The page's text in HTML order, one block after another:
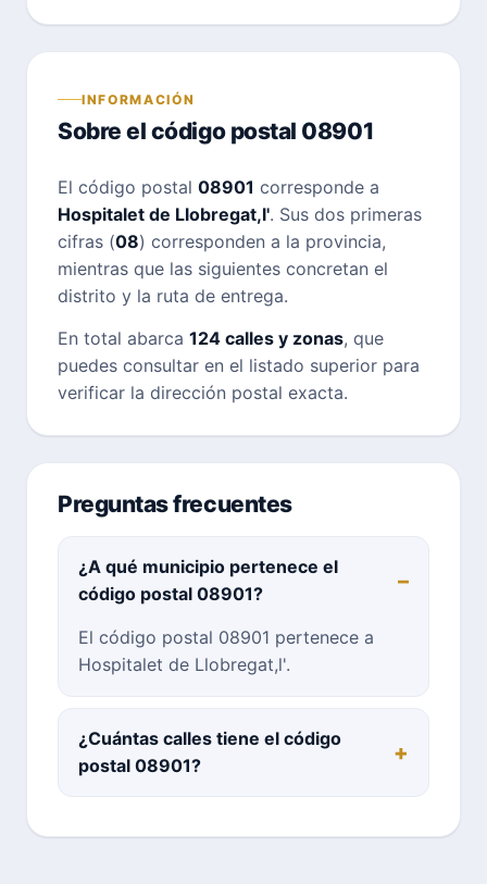
INFORMACIÓN
Sobre el código postal 08901
El código postal 08901 corresponde a
Hospitalet de Llobregat,l'. Sus dos primeras
cifras (08) corresponden a la provincia,
mientras que las siguientes concretan el
distrito y la ruta de entrega.
En total abarca 124 calles y zonas, que
puedes consultar en el listado superior para
verificar la dirección postal exacta.
Preguntas frecuentes
¿A qué municipio pertenece el
código postal 08901?
El código postal 08901 pertenece a
Hospitalet de Llobregat,l'.
¿Cuántas calles tiene el código
postal 08901?